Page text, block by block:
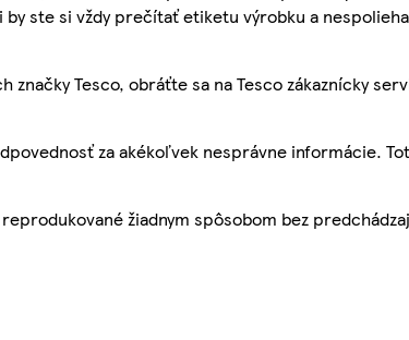
by ste si vždy prečítať etiketu výrobku a
Tesco, obráťte sa na Tesco zákaznícky
za akékoľvek nesprávne informácie.
žiadnym spôsobom bez